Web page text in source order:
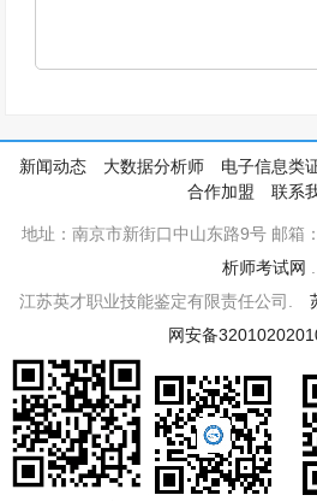
新闻动态 大数据分析师 电子信息类
合作加盟
联系
地址：南京市新街口中山东路9号 邮箱
析师考试网
江苏英才职业技能鉴定有限责任公司.
网安备